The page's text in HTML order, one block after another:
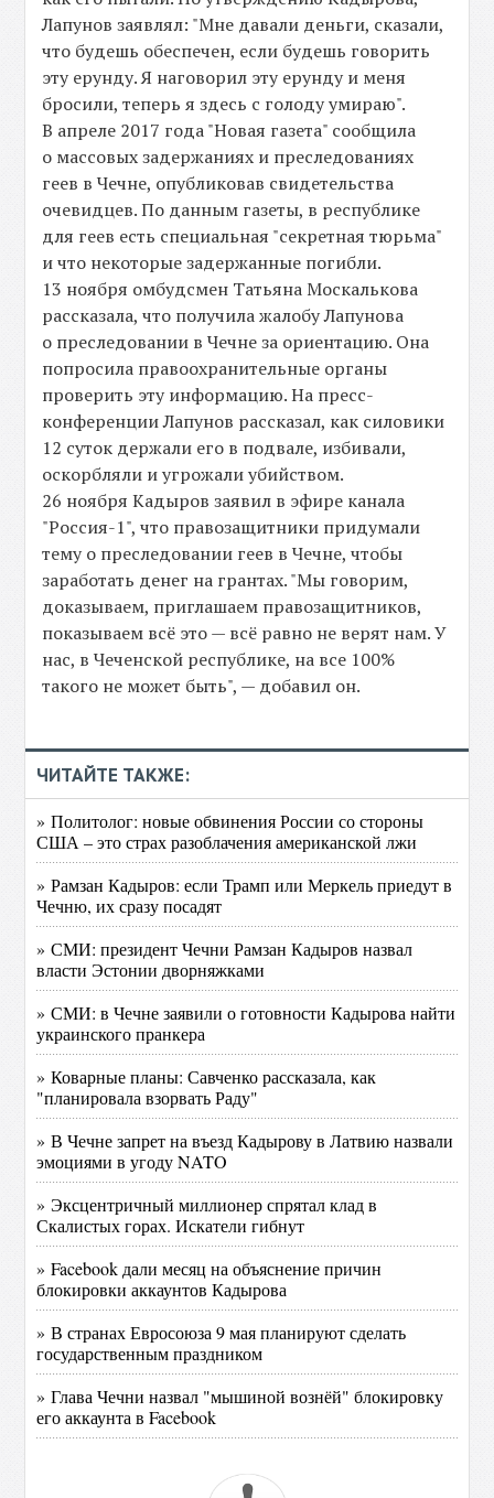
Лапунов заявлял: "Мне давали деньги, сказали,
что будешь обеспечен, если будешь говорить
эту ерунду. Я наговорил эту ерунду и меня
бросили, теперь я здесь с голоду умираю".
В апреле 2017 года "Новая газета" сообщила
о массовых задержаниях и преследованиях
геев в Чечне, опубликовав свидетельства
очевидцев. По данным газеты, в республике
для геев есть специальная "секретная тюрьма"
и что некоторые задержанные погибли.
13 ноября омбудсмен Татьяна Москалькова
рассказала, что получила жалобу Лапунова
о преследовании в Чечне за ориентацию. Она
попросила правоохранительные органы
проверить эту информацию. На пресс-
конференции Лапунов рассказал, как силовики
12 суток держали его в подвале, избивали,
оскорбляли и угрожали убийством.
26 ноября Кадыров заявил в эфире канала
"Россия-1", что правозащитники придумали
тему о преследовании геев в Чечне, чтобы
заработать денег на грантах. "Мы говорим,
доказываем, приглашаем правозащитников,
показываем всё это — всё равно не верят нам. У
нас, в Чеченской республике, на все 100%
такого не может быть", — добавил он.
ЧИТАЙТЕ ТАКЖЕ:
» Политолог: новые обвинения России со стороны
США – это страх разоблачения американской лжи
» Рамзан Кадыров: если Трамп или Меркель приедут в
Чечню, их сразу посадят
» СМИ: президент Чечни Рамзан Кадыров назвал
власти Эстонии дворняжками
» СМИ: в Чечне заявили о готовности Кадырова найти
украинского пранкера‍
» Коварные планы: Савченко рассказала, как
"планировала взорвать Раду"
» В Чечне запрет на въезд Кадырову в Латвию назвали
эмоциями в угоду NATO
» Эксцентричный миллионер спрятал клад в
Скалистых горах. Искатели гибнут
» Facebook дали месяц на объяснение причин
блокировки аккаунтов Кадырова
» В странах Евросоюза 9 мая планируют сделать
государственным праздником
» Глава Чечни назвал "мышиной вознёй" блокировку
его аккаунта в Facebook